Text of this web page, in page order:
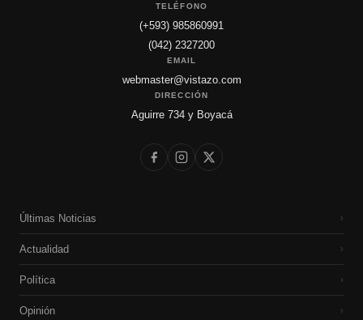
TELÉFONO
(+593) 985860991
(042) 2327200
EMAIL
webmaster@vistazo.com
DIRECCIÓN
Aguirre 734 y Boyacá
Últimas Noticias ›
Actualidad ›
Política ›
Opinión ›